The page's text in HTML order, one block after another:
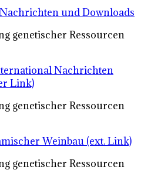
und Downloads
genetischer Ressourcen
Nachrichten
Link)
genetischer Ressourcen
Weinbau (ext. Link)
genetischer Ressourcen